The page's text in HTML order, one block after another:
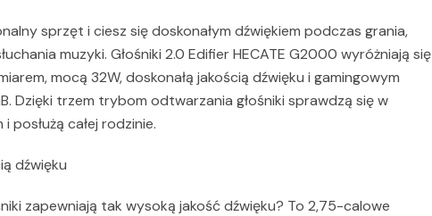
sprzęt i ciesz się doskonałym dźwiękiem podczas grania,
muzyki. Głośniki 2.0 Edifier HECATE G2000 wyróżniają się
mocą 32W, doskonałą jakością dźwięku i gamingowym
Dzięki trzem trybom odtwarzania głośniki sprawdzą się w
posłużą całej rodzinie.
dźwięku
zapewniają tak wysoką jakość dźwięku? To 2,75-calowe